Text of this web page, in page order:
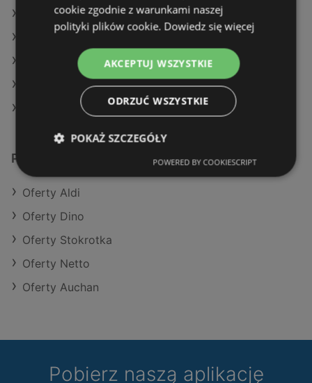
Aktualne gazetki Makro
Aktualne gazetki Biedronka
Aktualne gazetki Żabka
Aktualne gazetki SPAR
Sklepy POLOmarket w Dziwnów
Podobne sklepy detaliczne
Oferty Aldi
Oferty Dino
Oferty Stokrotka
Oferty Netto
Oferty Auchan
Pobierz naszą aplikację
cookie zgodnie z warunkami naszej
polityki plików cookie. Dowiedz się więcej
AKCEPTUJ WSZYSTKIE
ODRZUĆ WSZYSTKIE
POKAŻ SZCZEGÓŁY
POWERED BY COOKIESCRIPT